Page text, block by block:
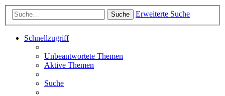
Suche Erweiterte Suche
Schnellzugriff
Unbeantwortete Themen
Aktive Themen
Suche